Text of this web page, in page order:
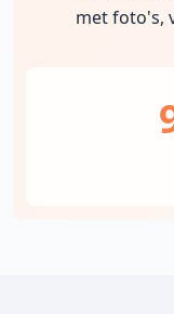
met foto's,